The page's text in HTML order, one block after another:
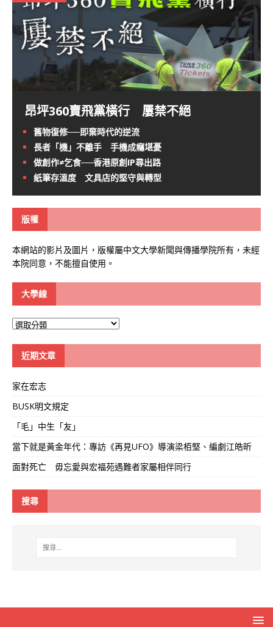
昂坪360賣飛黨橫行 屢禁不絕
舊物復修──即棄時代的逆流
長者「機」不離手 手機成癮堪憂
做創作≠乞食──香港原創IP尋出路
紙筆存溫度 文具店的堅守與轉型
版權
本網站的影片及圖片，版權屬中文大學新聞與傳播學院所有，未經
本院同意，不能擅自使用。
大學線
大
近期文章
家在宏志
BUSK明文規定
「毛」中生「友」
當下就是黃金年代：專訪《再見UFO》導演梁栢堅、編劇江皓昕
面對死亡 毋忘愛與宏福苑遇難者家屬相伴同行
搜尋